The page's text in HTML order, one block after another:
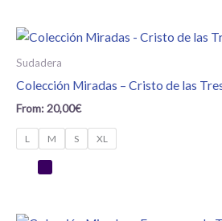
Sudadera
Colección Miradas – Cristo de las
From:20,00€
L M S XL